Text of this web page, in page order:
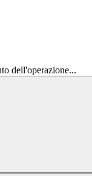
dell'operazione...